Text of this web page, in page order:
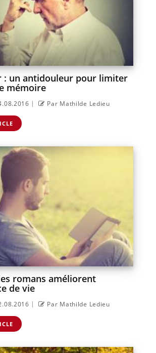
: un antidouleur pour limiter
mémoire
| Par Mathilde Ledieu
romans améliorent
de vie
| Par Mathilde Ledieu